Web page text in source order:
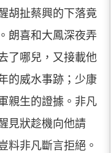
胡扯蔡興的下落竟
朗喜和大鳳深夜弄
了哪兒，又接載他
的威水事跡；少康
親生的證據。非凡
見狀趁機向他請
料非凡斷言拒絕。